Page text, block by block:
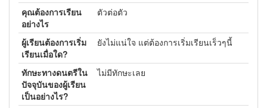
คุณต้องการเรียน
อย่างไร
ตัวต่อตัว
ผู้เรียนต้องการเริ่ม
เรียนเมื่อใด?
ยังไม่แน่ใจ แต่ต้องการเริ่มเรียนเร็วๆนี้
ทักษะทางดนตรีใน
ปัจจุบันของผู้เรียน
เป็นอย่างไร?
ไม่มีทักษะเลย